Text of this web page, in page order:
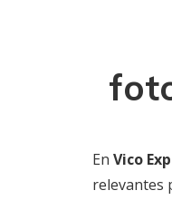
En Vico
relevantes